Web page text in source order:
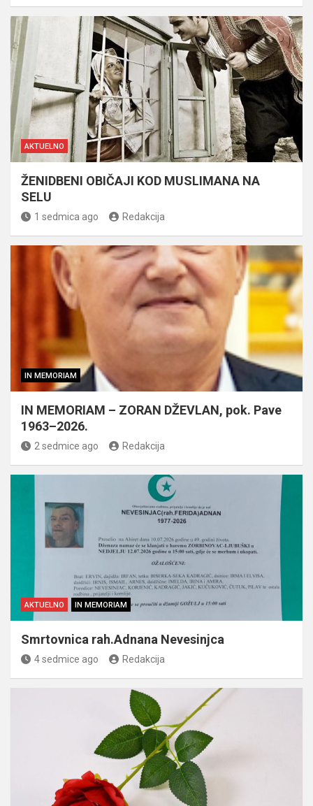
AKTUELNO
ŽENIDBENI OBIČAJI KOD MUSLIMANA NA
SELU
1 sedmica ago Redakcija
IN MEMORIAM
IN MEMORIAM – ZORAN DŽEVLAN, pok. Pave
1963–2026.
2 sedmice ago Redakcija
AKTUELNO IN MEMORIAM
Smrtovnica rah.Adnana Nevesinjca
4 sedmice ago Redakcija